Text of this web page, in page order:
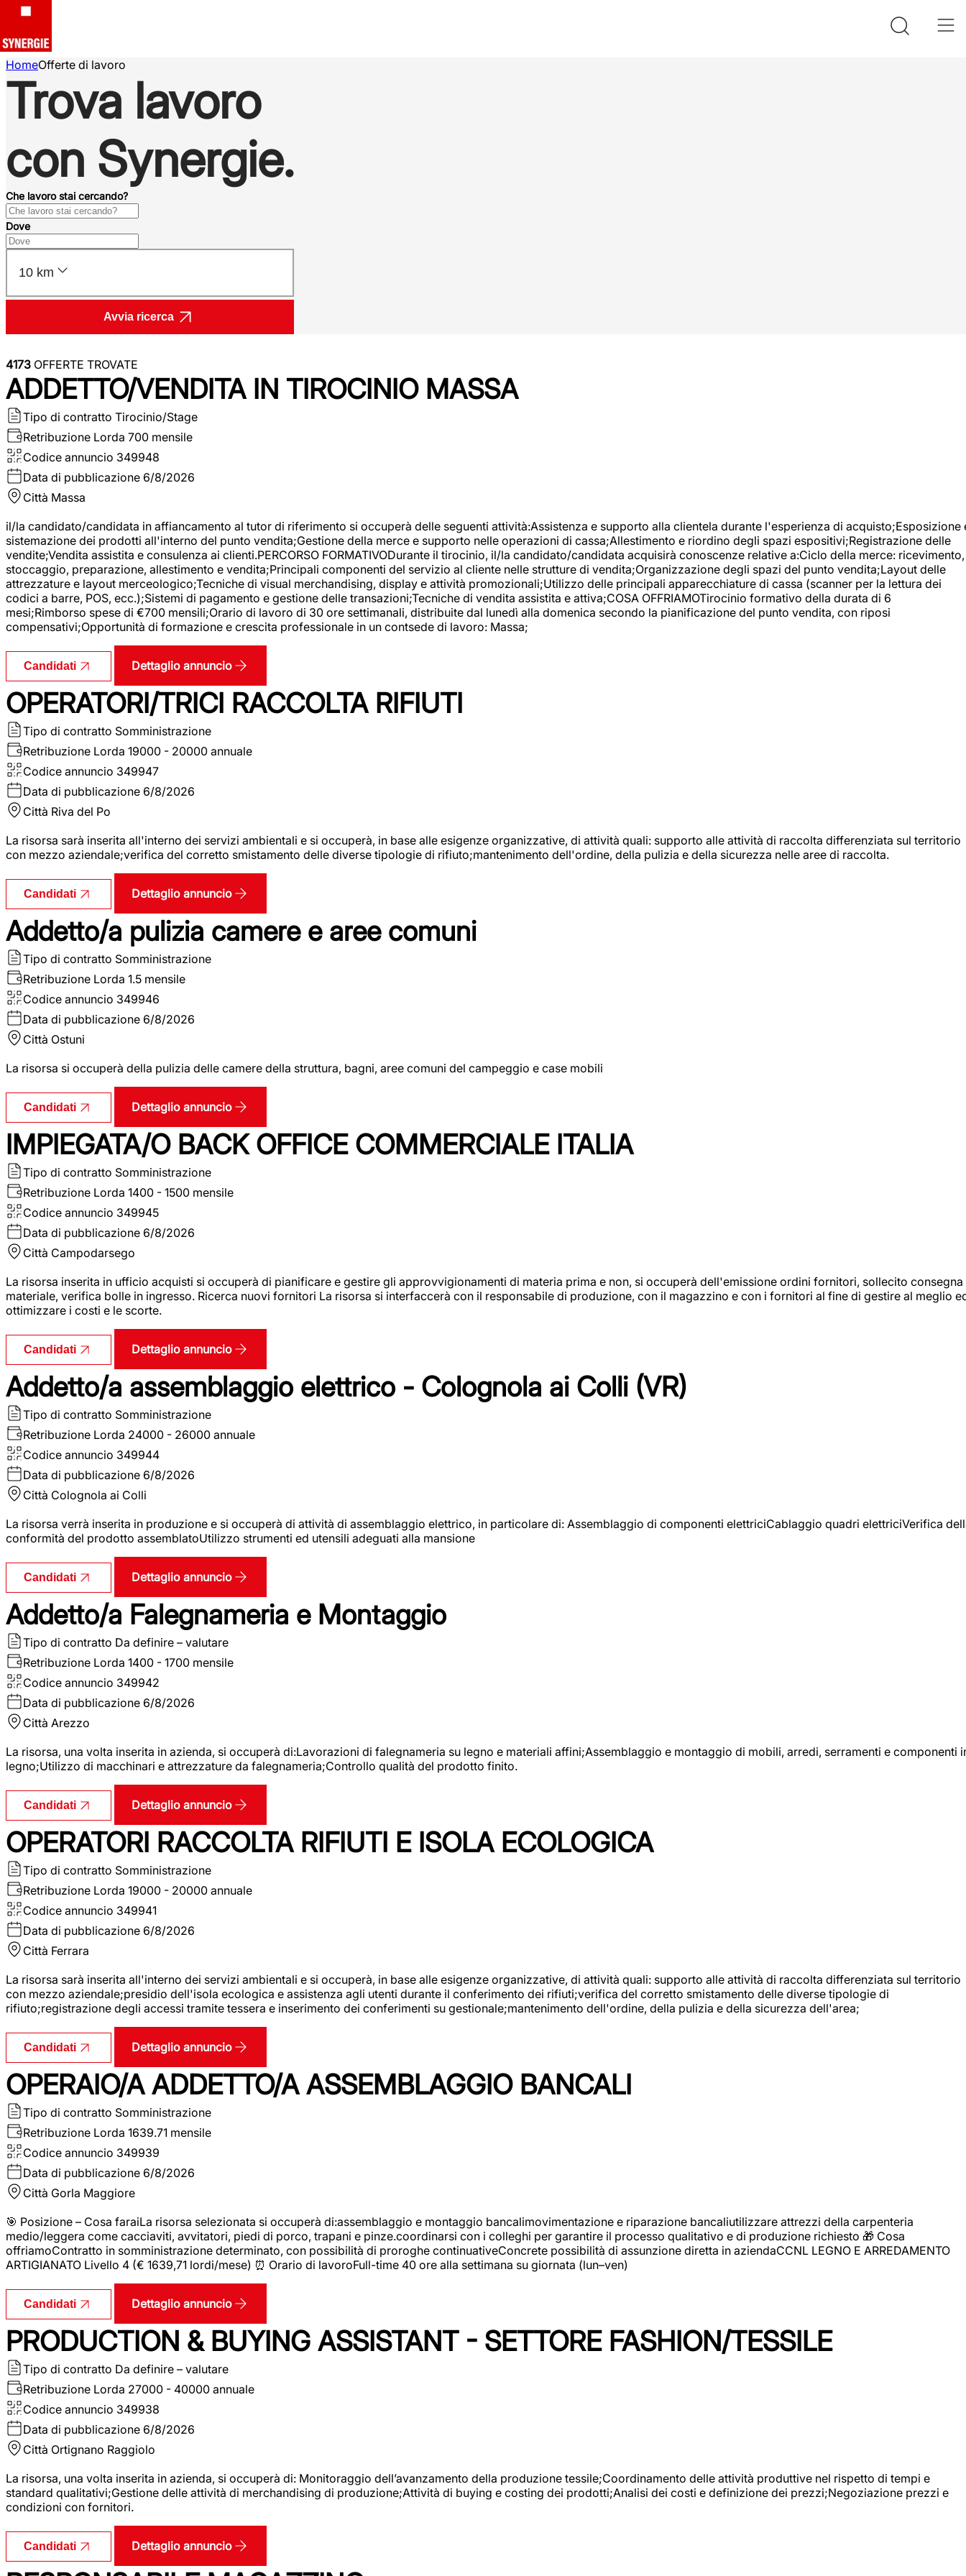
HomeOfferte di lavoro
Trova lavoro
con Synergie.
Che lavoro stai cercando?
Dove
10 km
Avvia ricerca
4173 OFFERTE TROVATE
ADDETTO/VENDITA IN TIROCINIO MASSA
Tipo di contratto Tirocinio/Stage
Retribuzione Lorda 700 mensile
Codice annuncio 349948
Data di pubblicazione 6/8/2026
Città Massa
il/la candidato/candidata in affiancamento al tutor di riferimento si occuperà delle seguenti attività:Assistenza e supporto alla clientela durante l'esperienza di acquisto;Esposizione
sistemazione dei prodotti all'interno del punto vendita;Gestione della merce e supporto nelle operazioni di cassa;Allestimento e riordino degli spazi espositivi;Registrazione delle
vendite;Vendita assistita e consulenza ai clienti.PERCORSO FORMATIVODurante il tirocinio, il/la candidato/candidata acquisirà conoscenze relative a:Ciclo della merce: ricevimento,
stoccaggio, preparazione, allestimento e vendita;Principali componenti del servizio al cliente nelle strutture di vendita;Organizzazione degli spazi del punto vendita;Layout delle
attrezzature e layout merceologico;Tecniche di visual merchandising, display e attività promozionali;Utilizzo delle principali apparecchiature di cassa (scanner per la lettura dei
codici a barre, POS, ecc.);Sistemi di pagamento e gestione delle transazioni;Tecniche di vendita assistita e attiva;COSA OFFRIAMOTirocinio formativo della durata di 6
mesi;Rimborso spese di €700 mensili;Orario di lavoro di 30 ore settimanali, distribuite dal lunedì alla domenica secondo la pianificazione del punto vendita, con riposi
compensativi;Opportunità di formazione e crescita professionale in un contsede di lavoro: Massa;
Candidati Dettaglio annuncio
OPERATORI/TRICI RACCOLTA RIFIUTI
Tipo di contratto Somministrazione
Retribuzione Lorda 19000 - 20000 annuale
Codice annuncio 349947
Data di pubblicazione 6/8/2026
Città Riva del Po
La risorsa sarà inserita all'interno dei servizi ambientali e si occuperà, in base alle esigenze organizzative, di attività quali: supporto alle attività di raccolta differenziata sul territorio
con mezzo aziendale;verifica del corretto smistamento delle diverse tipologie di rifiuto;mantenimento dell'ordine, della pulizia e della sicurezza nelle aree di raccolta.
Candidati Dettaglio annuncio
Addetto/a pulizia camere e aree comuni
Tipo di contratto Somministrazione
Retribuzione Lorda 1.5 mensile
Codice annuncio 349946
Data di pubblicazione 6/8/2026
Città Ostuni
La risorsa si occuperà della pulizia delle camere della struttura, bagni, aree comuni del campeggio e case mobili
Candidati Dettaglio annuncio
IMPIEGATA/O BACK OFFICE COMMERCIALE ITALIA
Tipo di contratto Somministrazione
Retribuzione Lorda 1400 - 1500 mensile
Codice annuncio 349945
Data di pubblicazione 6/8/2026
Città Campodarsego
La risorsa inserita in ufficio acquisti si occuperà di pianificare e gestire gli approvvigionamenti di materia prima e non, si occuperà dell'emissione ordini fornitori, sollecito consegna
materiale, verifica bolle in ingresso. Ricerca nuovi fornitori La risorsa si interfaccerà con il responsabile di produzione, con il magazzino e con i fornitori al fine di gestire al meglio
ottimizzare i costi e le scorte.
Candidati Dettaglio annuncio
Addetto/a assemblaggio elettrico - Colognola ai Colli (VR)
Tipo di contratto Somministrazione
Retribuzione Lorda 24000 - 26000 annuale
Codice annuncio 349944
Data di pubblicazione 6/8/2026
Città Colognola ai Colli
La risorsa verrà inserita in produzione e si occuperà di attività di assemblaggio elettrico, in particolare di: Assemblaggio di componenti elettriciCablaggio quadri elettriciVerifica
conformità del prodotto assemblatoUtilizzo strumenti ed utensili adeguati alla mansione
Candidati Dettaglio annuncio
Addetto/a Falegnameria e Montaggio
Tipo di contratto Da definire – valutare
Retribuzione Lorda 1400 - 1700 mensile
Codice annuncio 349942
Data di pubblicazione 6/8/2026
Città Arezzo
La risorsa, una volta inserita in azienda, si occuperà di:Lavorazioni di falegnameria su legno e materiali affini;Assemblaggio e montaggio di mobili, arredi, serramenti e componenti
legno;Utilizzo di macchinari e attrezzature da falegnameria;Controllo qualità del prodotto finito.
Candidati Dettaglio annuncio
OPERATORI RACCOLTA RIFIUTI E ISOLA ECOLOGICA
Tipo di contratto Somministrazione
Retribuzione Lorda 19000 - 20000 annuale
Codice annuncio 349941
Data di pubblicazione 6/8/2026
Città Ferrara
La risorsa sarà inserita all'interno dei servizi ambientali e si occuperà, in base alle esigenze organizzative, di attività quali: supporto alle attività di raccolta differenziata sul territorio
con mezzo aziendale;presidio dell'isola ecologica e assistenza agli utenti durante il conferimento dei rifiuti;verifica del corretto smistamento delle diverse tipologie di
rifiuto;registrazione degli accessi tramite tessera e inserimento dei conferimenti su gestionale;mantenimento dell'ordine, della pulizia e della sicurezza dell'area;
Candidati Dettaglio annuncio
OPERAIO/A ADDETTO/A ASSEMBLAGGIO BANCALI
Tipo di contratto Somministrazione
Retribuzione Lorda 1639.71 mensile
Codice annuncio 349939
Data di pubblicazione 6/8/2026
Città Gorla Maggiore
🎯 Posizione – Cosa faraiLa risorsa selezionata si occuperà di:assemblaggio e montaggio bancalimovimentazione e riparazione bancaliutilizzare attrezzi della carpenteria
medio/leggera come cacciaviti, avvitatori, piedi di porco, trapani e pinze.coordinarsi con i colleghi per garantire il processo qualitativo e di produzione richiesto 🎁 Cosa
offriamoContratto in somministrazione determinato, con possibilità di proroghe continuativeConcrete possibilità di assunzione diretta in aziendaCCNL LEGNO E ARREDAMENTO
ARTIGIANATO Livello 4 (€ 1639,71 lordi/mese) ⏰ Orario di lavoroFull-time 40 ore alla settimana su giornata (lun–ven)
Candidati Dettaglio annuncio
PRODUCTION & BUYING ASSISTANT - SETTORE FASHION/TESSILE
Tipo di contratto Da definire – valutare
Retribuzione Lorda 27000 - 40000 annuale
Codice annuncio 349938
Data di pubblicazione 6/8/2026
Città Ortignano Raggiolo
La risorsa, una volta inserita in azienda, si occuperà di: Monitoraggio dell’avanzamento della produzione tessile;Coordinamento delle attività produttive nel rispetto di tempi e
standard qualitativi;Gestione delle attività di merchandising di produzione;Attività di buying e costing dei prodotti;Analisi dei costi e definizione dei prezzi;Negoziazione prezzi e
condizioni con fornitori.
Candidati Dettaglio annuncio